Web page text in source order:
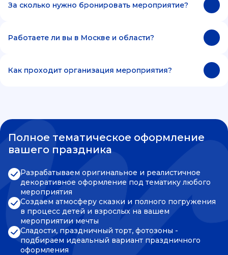
За сколько нужно бронировать мероприятие?
Работаете ли вы в Москве и области?
Как проходит организация мероприятия?
Полное тематическое оформление
вашего праздника
Разрабатываем оригинальное и реалистичное
декоративное оформление под тематику любого
мероприятия
Создаем атмосферу сказки и полного погружения
в процесс детей и взрослых на вашем
мероприятии мечты
Сладости, праздничный торт, фотозоны -
подбираем идеальный вариант праздничного
оформления